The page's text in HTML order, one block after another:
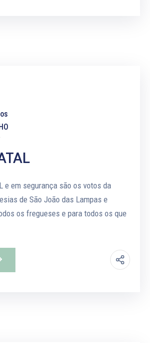
e em segurança são os votos da
de São João das Lampas e
os fregueses e para todos os que